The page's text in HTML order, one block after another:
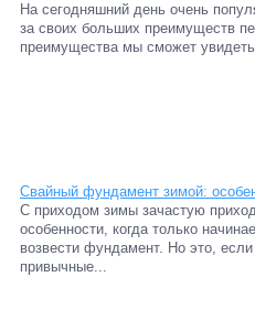
На сегодняшний день очень
за своих больших преимуществ
преимущества мы сможет
Свайный фундамент зимой:
С приходом зимы зачастую
особенности, когда только
возвести фундамент. Но это,
привычные...